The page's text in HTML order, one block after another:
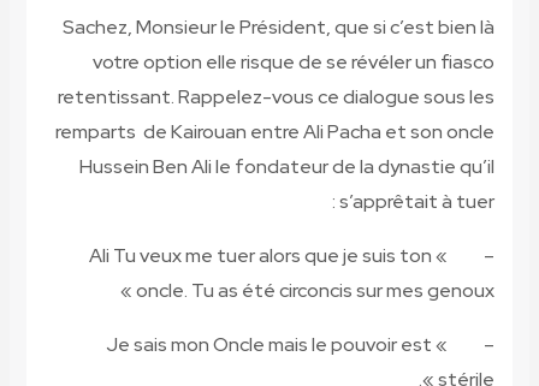
Sachez,
votre
remparts
» Ali